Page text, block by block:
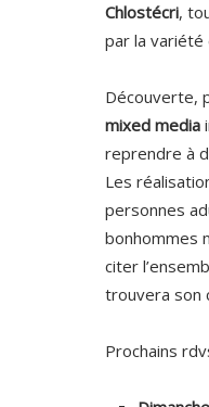
Chlostécri,
par la
Découverte,
mixed media
reprendre à
Les
personnes
bonhommes
citer
trouvera son
Prochains